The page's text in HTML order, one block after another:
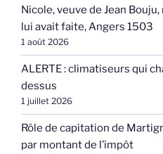
Nicole, veuve de Jean
lui avait faite, Angers 1503
1 août 2026
ALERTE : climatiseurs qui
dessus
1 juillet 2026
Rôle de capitation de
par montant de l’impôt